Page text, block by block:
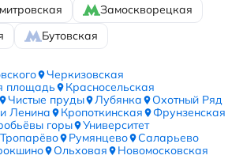
Замоскворецкая
Бутовская
Черкизовская
площадь
Красносельская
Чистые пруды Лубянка
Охотный Ряд
Ленина
Кропоткинская
Фрунзенская
горы
Университет
Тропарёво Румянцево
Саларьево
Ольховая
Новомосковская